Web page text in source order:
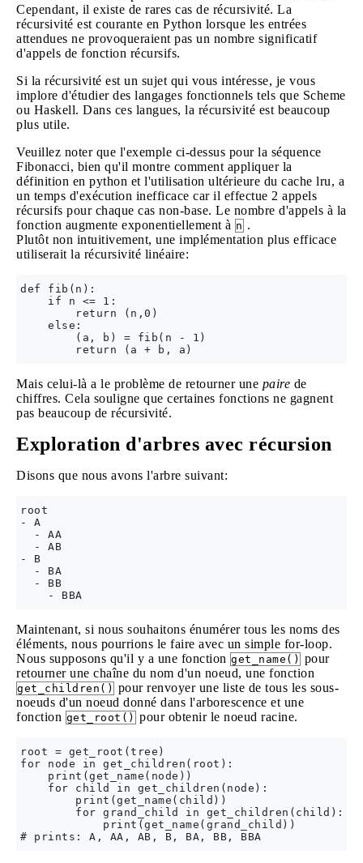
Cependant, il existe de rares cas de récursivité. La
récursivité est courante en Python lorsque les entrées
attendues ne provoqueraient pas un nombre significatif
d'appels de fonction récursifs.
Si la récursivité est un sujet qui vous intéresse, je vous
implore d'étudier des langages fonctionnels tels que Scheme
ou Haskell. Dans ces langues, la récursivité est beaucoup
plus utile.
Veuillez noter que l'exemple ci-dessus pour la séquence
Fibonacci, bien qu'il montre comment appliquer la
définition en python et l'utilisation ultérieure du cache lru, a
un temps d'exécution inefficace car il effectue 2 appels
récursifs pour chaque cas non-base. Le nombre d'appels à la
fonction augmente exponentiellement à n .
Plutôt non intuitivement, une implémentation plus efficace
utiliserait la récursivité linéaire:
def fib(n):
    if n <= 1:
        return (n,0)
    else:
        (a, b) = fib(n - 1)
Mais celui-là a le problème de retourner une paire de
chiffres. Cela souligne que certaines fonctions ne gagnent
pas beaucoup de récursivité.
Exploration d'arbres avec récursion
Disons que nous avons l'arbre suivant:
root
- A
  - AA
  - AB
- B
  - BA
  - BB
Maintenant, si nous souhaitons énumérer tous les noms des
éléments, nous pourrions le faire avec un simple for-loop.
Nous supposons qu'il y a une fonction get_name() pour
retourner une chaîne du nom d'un noeud, une fonction
get_children() pour renvoyer une liste de tous les sous-
noeuds d'un noeud donné dans l'arborescence et une
fonction get_root() pour obtenir le noeud racine.
root = get_root(tree)
for node in get_children(root):
    print(get_name(node))
    for child in get_children(node):
        print(get_name(child))
        for grand_child in get_children(child):
            print(get_name(grand_child))